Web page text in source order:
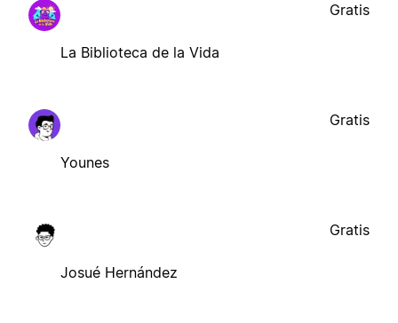
La Biblioteca de la Vida
Gratis
Younes
Gratis
Josué Hernández
Gratis